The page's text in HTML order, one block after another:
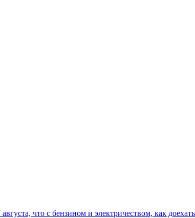
что с бензином и электричеством, как доехать